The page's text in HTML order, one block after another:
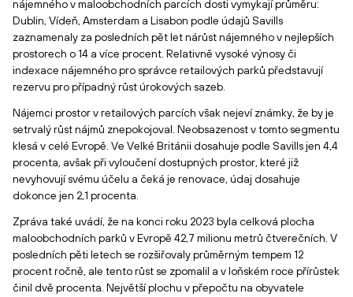
nájemného v maloobchodních parcích dosti vymykají průměru:
Dublin, Vídeň, Amsterdam a Lisabon podle údajů Savills
zaznamenaly za posledních pět let nárůst nájemného v nejlepších
prostorech o 14 a více procent. Relativně vysoké výnosy či
indexace nájemného pro správce retailových parků představují
rezervu pro případný růst úrokových sazeb.
Nájemci prostor v retailových parcích však nejeví známky, že by je
setrvalý růst nájmů znepokojoval. Neobsazenost v tomto segmentu
klesá v celé Evropě. Ve Velké Británii dosahuje podle Savills jen 4,4
procenta, avšak při vyloučení dostupných prostor, které již
nevyhovují svému účelu a čeká je renovace, údaj dosahuje
dokonce jen 2,1 procenta.
Zpráva také uvádí, že na konci roku 2023 byla celková plocha
maloobchodních parků v Evropě 42,7 milionu metrů čtverečních. V
posledních pěti letech se rozšiřovaly průměrným tempem 12
procent ročně, ale tento růst se zpomalil a v loňském roce přírůstek
činil dvě procenta. Největší plochu v přepočtu na obyvatele